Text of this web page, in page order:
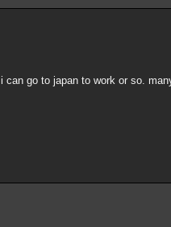
go to japan to work or so.